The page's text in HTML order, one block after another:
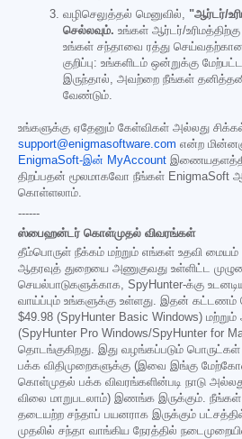
வழிசெலுத்தல் மெனுவில், "ஆர்டர்/
செல்லவும். உங்கள் ஆர்டர்/
உங்கள் சந்தாவை ரத்து
குறிப்பு: உங்களிடம் ஒன்றுக்கு
இருந்தால், அவற்றை நீங்கள்
வேண்டும்.
உங்களுக்கு ஏதேனும் கேள்விகள் அல்லது
support@enigmasoftware.com என்ற
EnigmaSoft-இன் MyAccount
திறப்பதன் மூலமாகவோ நீங்கள் EnigmaSoft
கொள்ளலாம்.
------
ஸ்பைஹன்டர் கொள்முதல் விவரங்கள்
தீம்பொருள் நீக்கம் மற்றும் எங்கள் உதவி மையம்
ஆதரவுத் துறையை அணுகுவது உள்ளிட்ட
செயல்பாடுகளுக்காக, SpyHunter-க்கு
வாய்ப்பும் உங்களுக்கு உள்ளது. இதன்
$49.98 (SpyHunter Basic Windows)
(SpyHunter Pro Windows/SpyHunter for
தொடங்குகிறது. இது வழங்கப்படும் பொருட்கள்
பக்க விதிமுறைகளுக்கு (இவை இங்கு
கொள்முதல் பக்க விவரங்களின்படி நாடு
விலை மாறுபடலாம்) இணங்க இருக்கும்.
தடையற்ற சந்தாப் பயனராக இருக்கும்
முதலில் சந்தா வாங்கிய நேரத்தில்